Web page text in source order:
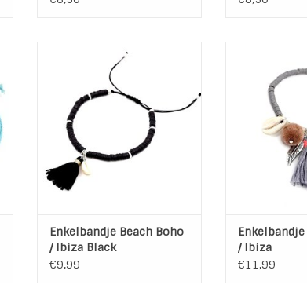
Handgemaakt Enkelbandje Boho
Ibiza Black met trekkoord
sluiting
Kleur: Zwart | Zilver
Materiaal: Rubber | Schelp |
Aluminium | Katoen | waxkoord
Omvang: 20 tm 35,5 cm
TOEVOEGEN AAN WINKELWAGEN
Enkelbandje Beach Boho
/ Ibiza Black
€9,99
Enkelbandje
Kleur: Grijs |
Materiaal:
Soort:
/ Ibiza
€11,99